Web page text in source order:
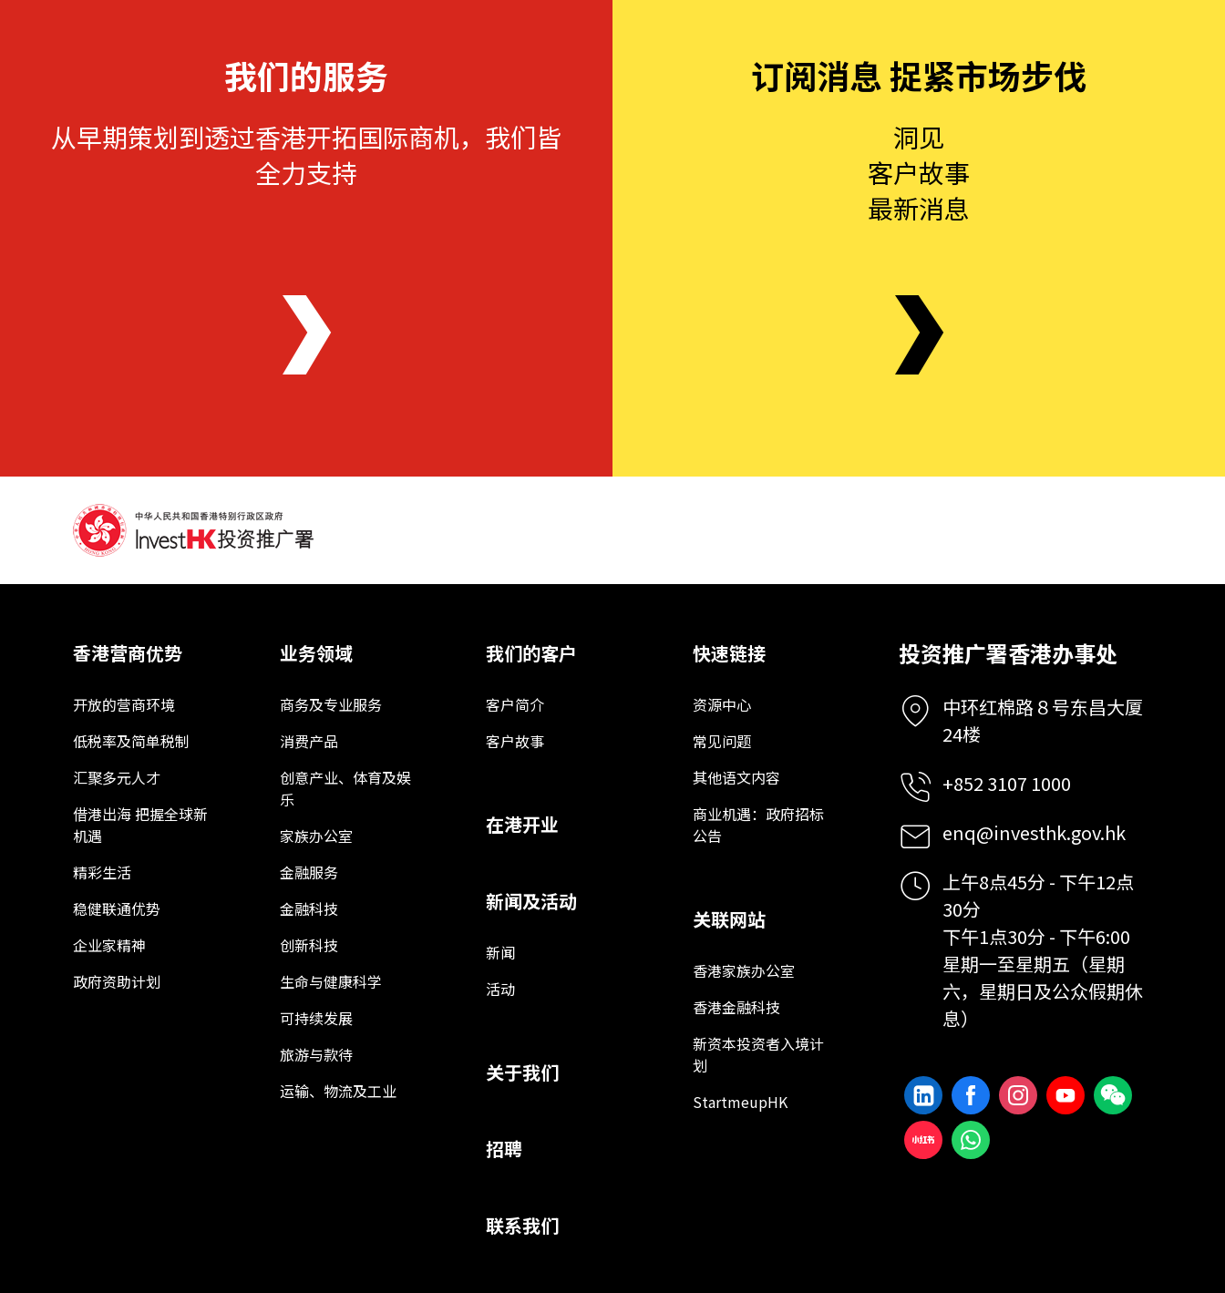
我们的服务
从早期策划到透过香港开拓国际商机，我们皆
全力支持
订阅消息 捉紧市场步伐
洞见
客户故事
最新消息
香港营商优势
开放的营商环境
低税率及简单税制
汇聚多元人才
借港出海 把握全球新
机遇
精彩生活
稳健联通优势
企业家精神
政府资助计划
业务领域
商务及专业服务
消费产品
创意产业、体育及娱
乐
家族办公室
金融服务
金融科技
创新科技
生命与健康科学
可持续发展
旅游与款待
运输、物流及工业
我们的客户
客户简介
客户故事
在港开业
新闻及活动
新闻
活动
关于我们
招聘
联系我们
快速链接
资源中心
常见问题
其他语文内容
商业机遇：政府招标
公告
关联网站
香港家族办公室
香港金融科技
新资本投资者入境计
划
StartmeupHK
投资推广署香港办事处
中环红棉路８号东昌大厦
24楼
+852 3107 1000
enq@investhk.gov.hk
上午8点45分 - 下午12点
30分
下午1点30分 - 下午6:00
星期一至星期五（星期
六，星期日及公众假期休
息）